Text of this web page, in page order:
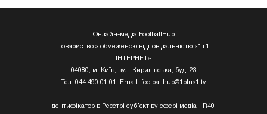
Онлайн-медіа FootballHub
Товариство з обмеженою відповідальністю «1+1
ІНТЕРНЕТ»
04080, м. Київ, вул. Кирилівська, буд. 23
Тел. 044 490 01 01, Email: footballhub@1plus1.tv
Ідентифікатор в Реєстрі суб’єктіву сфері медіа - R40-